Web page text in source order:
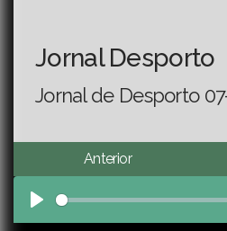
Jornal Desporto
Jornal de Desporto
Anterior
Play